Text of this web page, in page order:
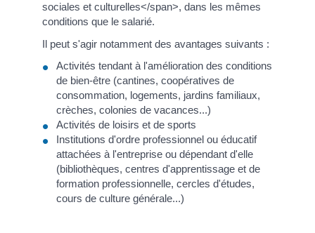
sociales et culturelles</span>, dans les mêmes
conditions que le salarié.
Il peut s'agir notamment des avantages suivants :
Activités tendant à l'amélioration des conditions
de bien-être (cantines, coopératives de
consommation, logements, jardins familiaux,
crèches, colonies de vacances...)
Activités de loisirs et de sports
Institutions d'ordre professionnel ou éducatif
attachées à l'entreprise ou dépendant d'elle
(bibliothèques, centres d'apprentissage et de
formation professionnelle, cercles d'études,
cours de culture générale...)